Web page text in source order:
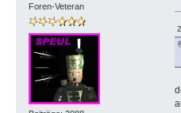
Foren-Veteran